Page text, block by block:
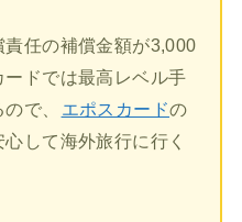
任の補償金額が3,000
ドでは最高レベル手
で、
エポスカードの
して海外旅行に行く